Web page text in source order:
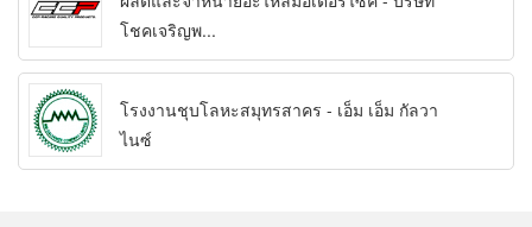
โชคเจริญพ...
โรงงานชุบโลหะสมุทรสาคร - เอ็ม เอ็ม กัลวา
ไนซ์